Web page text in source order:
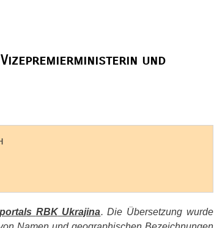
und
RBKUkrajina. Die Übersetzung wurde